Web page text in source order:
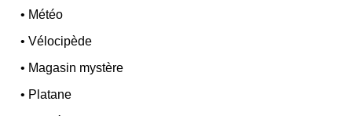
• Météo
•Vélocipède
• Magasin mystère
• Platane